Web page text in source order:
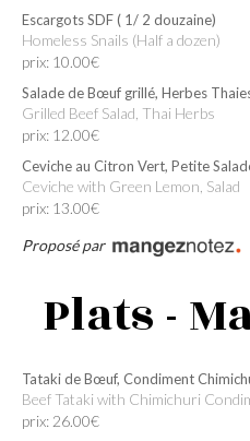
Escargots SDF ( 1/ 2 douzaine)
Homeless Snails (Half a dozen)
prix: 10.00€
Salade de Bœuf grillé, Herbes
Grilled Beef Salad, Thai Herbs
prix: 12.00€
Ceviche au Citron Vert, Petite
Ceviche with Green Lemon, Salad
prix: 13.00€
Proposé par
Plats -
Tataki de Bœuf, Condiment
Beef Tataki with Chimichuri
prix: 26.00€